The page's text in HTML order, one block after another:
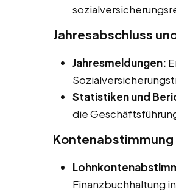
Jahresabschluss
Jahresmeldungen:
Statistiken und
die
Kontenabstimmung
Finanzbuchhaltung